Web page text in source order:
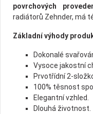
povrchových
radiátorů Zehnder, má
Základní výhody
Dokonalé
Vysoce jakostní
Prvotřídní 2-
100% těsnost
Elegantní vzhled.
Dlouhá životnost.